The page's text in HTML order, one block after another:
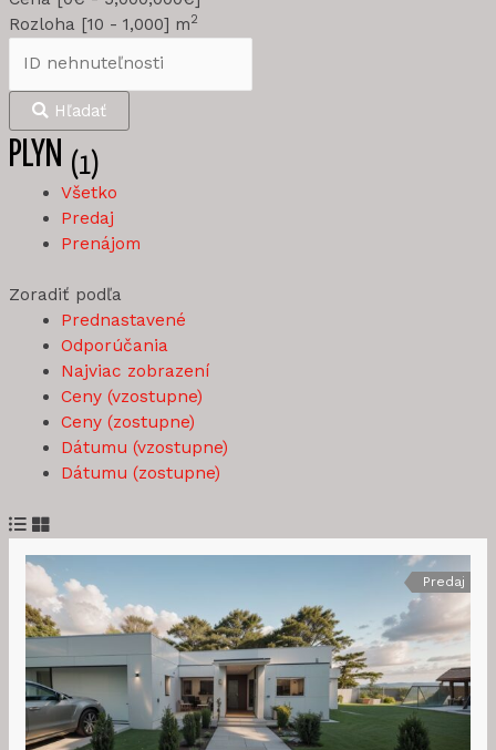
Rozloha [10 -1,000] m2
Hľadať
PLYN (1)
Všetko
Predaj
Prenájom
Zoradiť podľa
Prednastavené
Odporúčania
Najviac zobrazení
Ceny (vzostupne)
Ceny (zostupne)
Dátumu (vzostupne)
Dátumu (zostupne)
Predaj